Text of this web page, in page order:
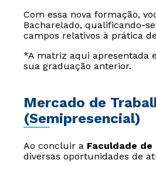
Com essa nova formação,
Bacharelado, qualificando-
campos relativos à prática
*A matriz aqui apresentada
sua graduação anterior.
Mercado de
(Semipresencial)
Ao concluir a Faculdade de
diversas oportunidades de